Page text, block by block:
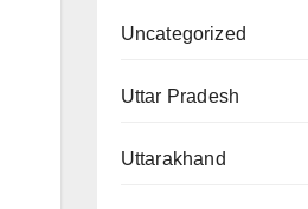
Uncategorized
Uttar Pradesh
Uttarakhand